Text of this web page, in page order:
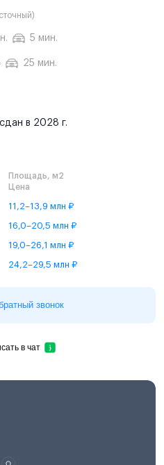
5 мин.
25 мин.
в 2028 г.
Площадь, м2
Цена
11,2–13,9 млн ₽
16,0–20,5 млн ₽
19,0–26,1 млн ₽
24,2–29,5 млн ₽
звонок
Написать в чат